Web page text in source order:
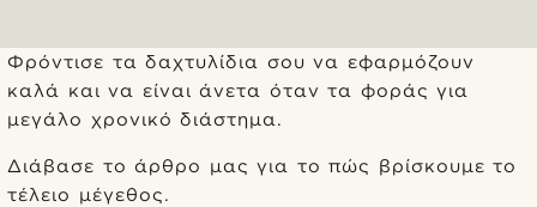
Φρόντισε τα δαχτυλίδια σου να εφαρμόζουν
καλά και να είναι άνετα όταν τα φοράς για
μεγάλο χρονικό διάστημα.
Διάβασε το άρθρο μας για το πώς βρίσκουμε το
τέλειο μέγεθος.